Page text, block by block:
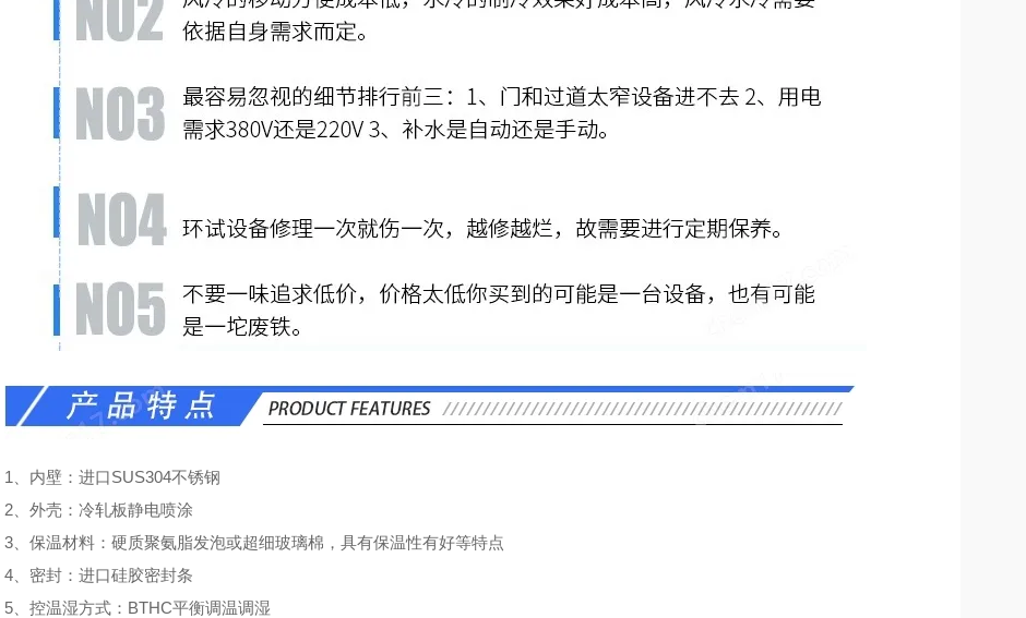
1、内壁：进口SUS304不锈钢
2、外壳：冷轧板静电喷涂
3、保温材料：硬质聚氨脂发泡或超细玻璃棉，具有保温性有好等特点
4、密封：进口硅胶密封条
5、控温湿方式：BTHC平衡调温调湿